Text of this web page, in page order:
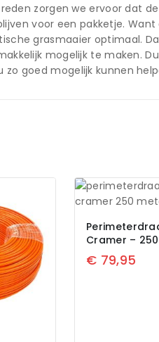
zorgen we ervoor dat
voor een pakketje.
grasmaaier optimaal.
mogelijk te maken.
goed mogelijk kunnen
Cramer –
€ 79,95